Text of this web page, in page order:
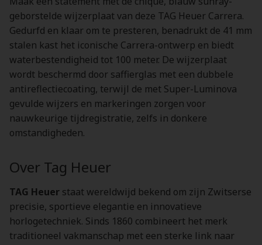
geborstelde wijzerplaat van deze TAG Heuer Carrera.
Gedurfd en klaar om te presteren, benadrukt de 41 mm
stalen kast het iconische Carrera-ontwerp en biedt
waterbestendigheid tot 100 meter. De wijzerplaat
wordt beschermd door saffierglas met een dubbele
antireflectiecoating, terwijl de met Super-Luminova
gevulde wijzers en markeringen zorgen voor
nauwkeurige tijdregistratie, zelfs in donkere
omstandigheden.
Over Tag Heuer
TAG Heuer staat wereldwijd bekend om zijn Zwitserse
precisie, sportieve elegantie en innovatieve
horlogetechniek. Sinds 1860 combineert het merk
traditioneel vakmanschap met een sterke link naar